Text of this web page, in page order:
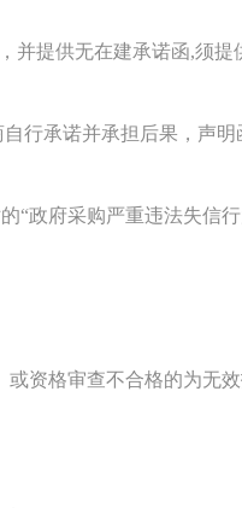
并提供无在建承诺函,须提
行承诺并承担后果，声
“政府采购严重违法失信
或资格审查不合格的为无